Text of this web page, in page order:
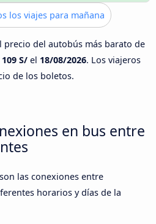
los viajes para mañana
precio del autobús más barato de
109 S/ el 18/08/2026. Los viajeros
de los boletos.
en bus entre
las conexiones entre
horarios y días de la